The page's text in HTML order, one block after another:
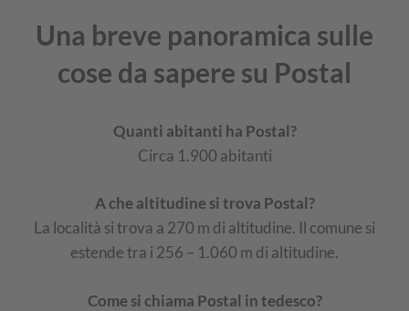
Una breve panoramica sulle
cose da sapere su Postal
Quanti abitanti ha Postal?
Circa 1.900 abitanti
A che altitudine si trova Postal?
La località si trova a 270 m di altitudine. Il comune si
estende tra i 256 – 1.060 m di altitudine.
Come si chiama Postal in tedesco?